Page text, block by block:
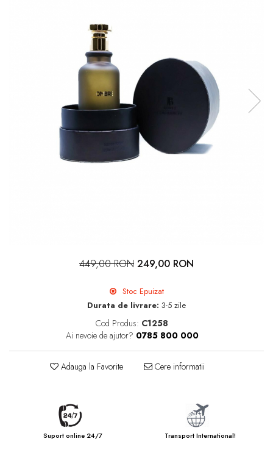
449,00 RON 249,00 RON
Stoc Epuizat
Durata de livrare: 3-5 zile
Cod Produs: C1258
Ai nevoie de ajutor? 0785 800 000
Adauga la Favorite Cere informatii
Suport online 24/7 Transport International!